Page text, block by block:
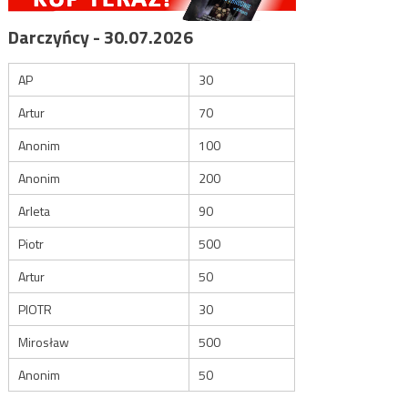
Darczyńcy - 30.07.2026
AP
30
Artur
70
Anonim
100
Anonim
200
Arleta
90
Piotr
500
Artur
50
PIOTR
30
Mirosław
500
Anonim
50